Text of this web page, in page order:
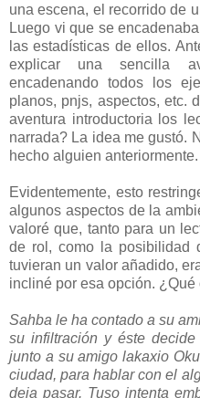
una escena, el recorrido de
Luego vi que se
las estadísticas de ellos.
explicar una sencilla
encadenando todos los
planos, pnjs, aspectos, etc.
aventura introductoria los
narrada? La idea me gustó.
hecho alguien anteriormente.
Evidentemente, esto
algunos aspectos de la
valoré que, tanto para un
de rol, como la posibilidad
tuvieran un valor añadido,
incliné por esa opción. ¿Qué
Sahba le ha contado a su
su infiltración y éste
junto a su amigo lakaxio
ciudad, para hablar con el
deja pasar. Tuso intenta